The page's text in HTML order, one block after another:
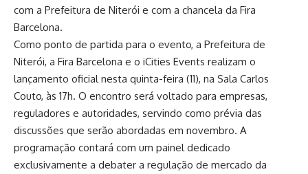
com a Prefeitura de Niterói e com a chancela da Fira
Barcelona.
Como ponto de partida para o evento, a Prefeitura de
Niterói, a Fira Barcelona e o iCities Events realizam o
lançamento oficial nesta quinta-feira (11), na Sala Carlos
Couto, às 17h. O encontro será voltado para empresas,
reguladores e autoridades, servindo como prévia das
discussões que serão abordadas em novembro. A
programação contará com um painel dedicado
exclusivamente a debater a regulação de mercado da